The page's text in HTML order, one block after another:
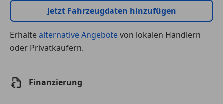
Jetzt Fahrzeugdaten hinzufügen
Erhaltealternative Angebotevon lokalen Händlern
oder Privatkäufern.
Finanzierung